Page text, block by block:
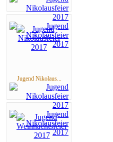
Jugend Nikolaus...